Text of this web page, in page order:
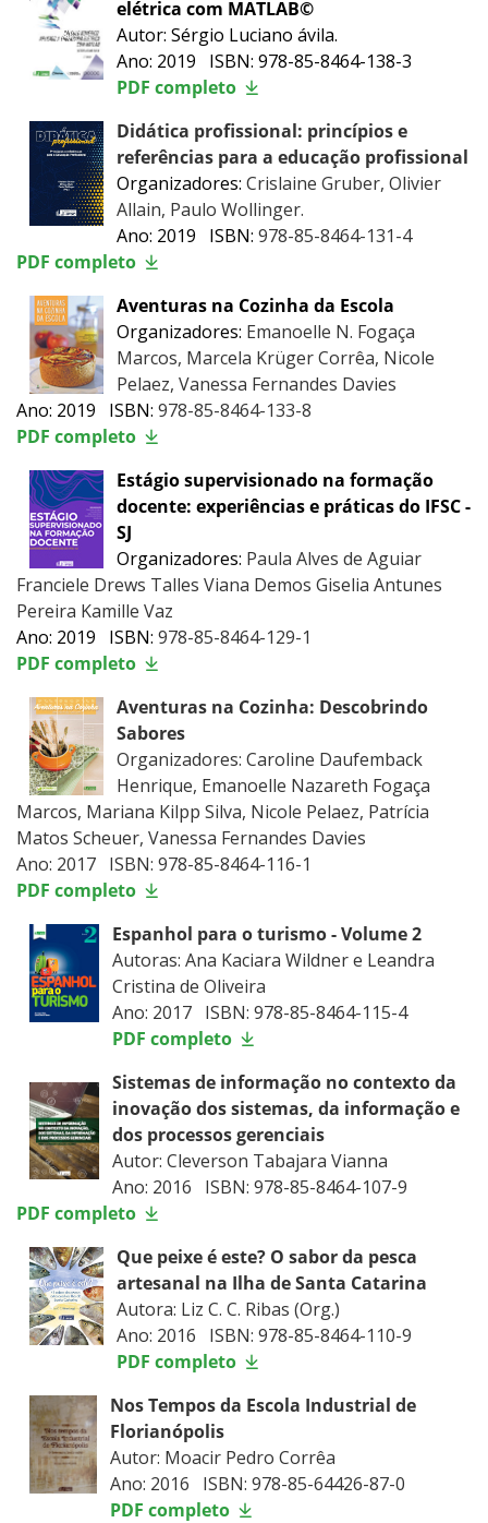
elétrica com MATLAB©
Autor: Sérgio Luciano ávila.
Ano: 2019 ISBN: 978-85-8464-138-3
PDF completo
Didática profissional: princípios e
referências para a educação profissional
Organizadores: Crislaine Gruber, Olivier
Allain, Paulo Wollinger.
Ano: 2019 ISBN: 978-85-8464-131-4
PDF completo
Aventuras na Cozinha da Escola
Organizadores: Emanoelle N. Fogaça
Marcos, Marcela Krüger Corrêa, Nicole
Pelaez, Vanessa Fernandes Davies
Ano: 2019 ISBN: 978-85-8464-133-8
PDF completo
Estágio supervisionado na formação
docente: experiências e práticas do IFSC -
SJ
Organizadores: Paula Alves de Aguiar
Franciele Drews Talles Viana Demos Giselia Antunes
Pereira Kamille Vaz
Ano: 2019 ISBN: 978-85-8464-129-1
PDF completo
Aventuras na Cozinha: Descobrindo
Sabores
Organizadores: Caroline Daufemback
Henrique, Emanoelle Nazareth Fogaça
Marcos, Mariana Kilpp Silva, Nicole Pelaez, Patrícia
Matos Scheuer, Vanessa Fernandes Davies
Ano: 2017 ISBN: 978-85-8464-116-1
PDF completo
Espanhol para o turismo - Volume 2
Autoras: Ana Kaciara Wildner e Leandra
Cristina de Oliveira
Ano: 2017 ISBN: 978-85-8464-115-4
PDF completo
Sistemas de informação no contexto da
inovação dos sistemas, da informação e
dos processos gerenciais
Autor: Cleverson Tabajara Vianna
Ano: 2016 ISBN: 978-85-8464-107-9
PDF completo
Que peixe é este? O sabor da pesca
artesanal na Ilha de Santa Catarina
Autora: Liz C. C. Ribas (Org.)
Ano: 2016 ISBN: 978-85-8464-110-9
PDF completo
Nos Tempos da Escola Industrial de
Florianópolis
Autor: Moacir Pedro Corrêa
Ano: 2016 ISBN: 978-85-64426-87-0
PDF completo